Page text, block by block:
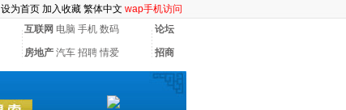
设为首页 加入收藏 繁体中文 wap手机访问
互联网 电脑 手机 数码 论坛
房地产 汽车 招聘 情爱 招商